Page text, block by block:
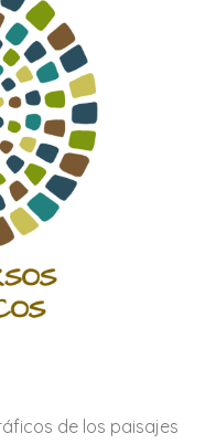
de los paisajes